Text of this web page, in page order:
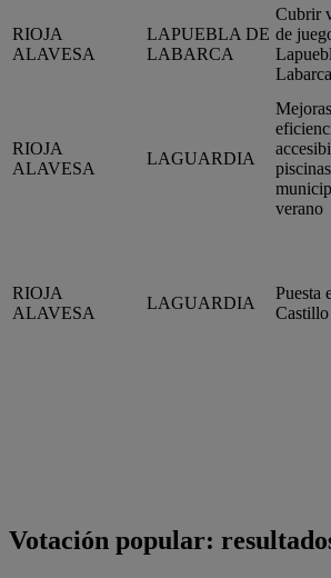
RIOJA
ALAVESA
LAPUEBLA DE
LABARCA
Cubrir
de
Labarca
RIOJA
ALAVESA
LAGUARDIA
piscinas
verano
RIOJA
ALAVESA
LAGUARDIA
Puesta
Castillo
Votación popular: